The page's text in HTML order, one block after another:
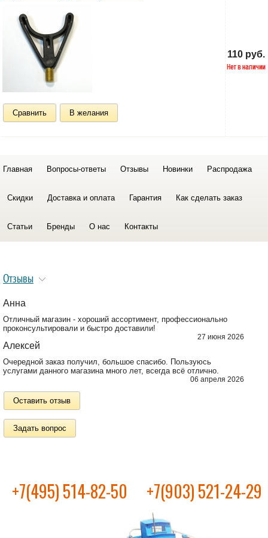
Сравнить В желания
110 руб.
Главная Вопросы-ответы Отзывы Новинки Распродажа
Скидки Доставка и оплата Гарантия Как сделать заказ
Статьи Бренды О нас Контакты
Отзывы
Анна
Отличный магазин - хороший ассортимент, профессионально
проконсультировали и быстро доставили!
27 июня 2026
Алексей
Очередной заказ получил, большое спасибо. Пользуюсь
услугами данного магазина много лет, всегда всё отлично.
06 апреля 2026
Оставить отзыв
Задать вопрос
+7(495) 514-82-50 +7(903) 521-24-29